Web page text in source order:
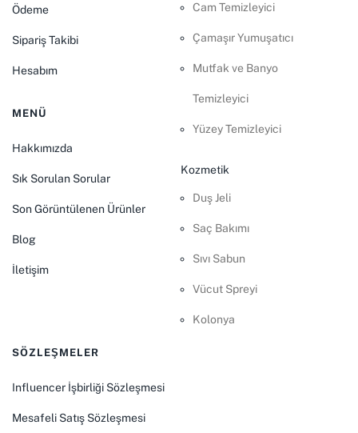
Ödeme
Sipariş Takibi
Hesabım
MENÜ
Hakkımızda
Sık Sorulan Sorular
Son Görüntülenen Ürünler
Blog
İletişim
Cam Temizleyici
Çamaşır Yumuşatıcı
Mutfak ve Banyo
Temizleyici
Yüzey Temizleyici
Kozmetik
Duş Jeli
Saç Bakımı
Sıvı Sabun
Vücut Spreyi
Kolonya
SÖZLEŞMELER
Influencer İşbirliği Sözleşmesi
Mesafeli Satış Sözleşmesi